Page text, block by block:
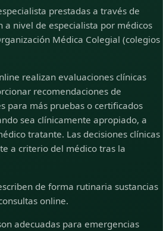
prestadas a través de
a nivel de especialista por médicos
Médica Colegial (colegios
realizan evaluaciones clínicas
recomendaciones de
para más pruebas o certificados
sea clínicamente apropiado, a
tratante. Las decisiones clínicas
a criterio del médico tras la
de forma rutinaria sustancias
online.
adecuadas para emergencias